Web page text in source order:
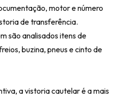
motor e número
de transferência.
são analisados itens de
buzina, pneus e cinto de
a vistoria cautelar é a mais